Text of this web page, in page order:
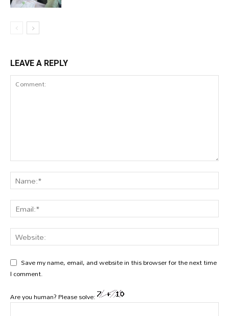
LEAVE A REPLY
Save my name, email, and website in this browser for the next time
I comment.
Are you human? Please solve: